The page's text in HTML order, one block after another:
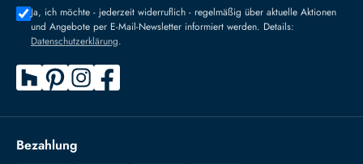
Ja, ich möchte - jederzeit widerruflich - regelmäßig über aktuelle Aktionen
und Angebote per E-Mail-Newsletter informiert werden. Details:
Datenschutzerklärung.
Bezahlung